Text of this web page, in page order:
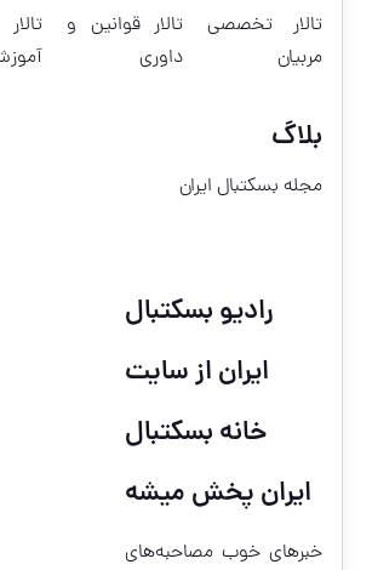
تالار تخصصی
مربیان
تالار قوانین و
داوری
بلاگ
مجله بسکتبال ایران
رادیو بسکتبال
ایران از سایت
خانه بسکتبال
ایران پخش میشه
خبر‌های خوب مصاحبه‌های